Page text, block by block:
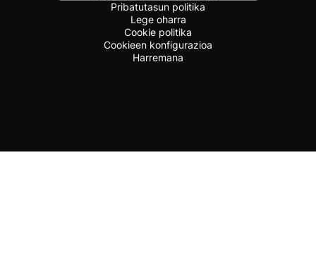
Pribatutasun politika
Lege oharra
Cookie politika
Cookieen konfigurazioa
Harremana